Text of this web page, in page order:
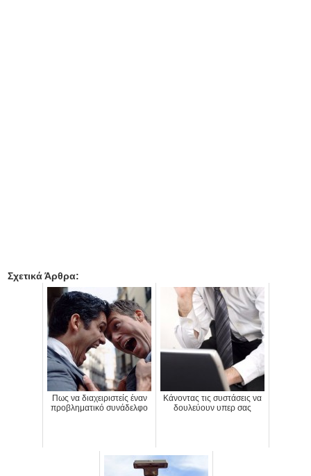
Σχετικά Άρθρα:
Πως να διαχειριστείς έναν
προβληματικό συνάδελφο
Κάνοντας τις συστάσεις να
δουλεύουν υπερ σας